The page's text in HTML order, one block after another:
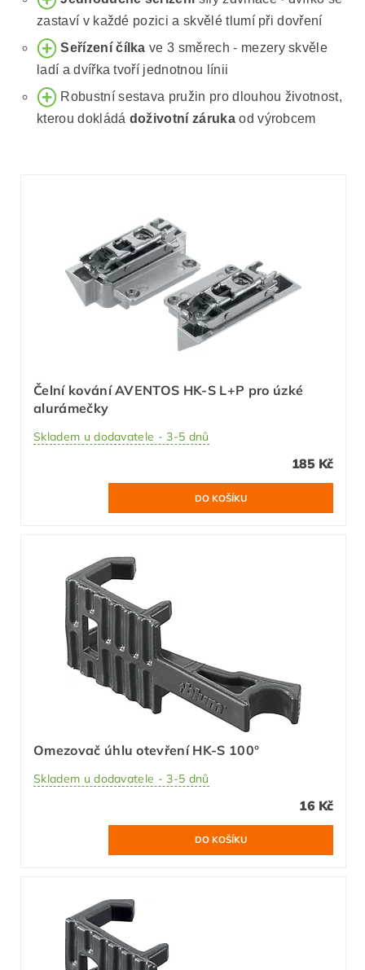
zastaví v každé pozici a skvělé tlumí při dovření
Seřízení čílka ve 3 směrech - mezery skvěle
ladí a dvířka tvoří jednotnou línii
Robustní sestava pružin pro dlouhou životnost,
kterou dokládá doživotní zárukaod výrobcem
Čelní kování AVENTOS HK-S L+P pro úzké
alurámečky
Skladem u dodavatele - 3-5 dnů
185 Kč
Omezovač úhlu otevření HK-S 100°
Skladem u dodavatele - 3-5 dnů
16 Kč